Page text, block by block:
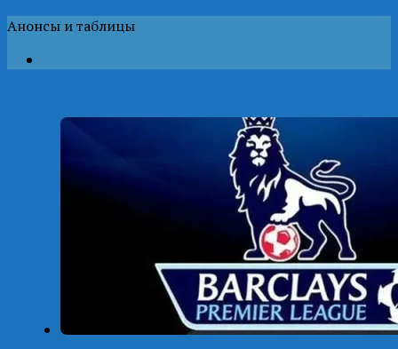
Анонсы и таблицы